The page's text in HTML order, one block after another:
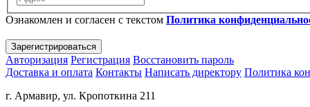
Ознакомлен и согласен с текстом Политика
Авторизация Регистрация Восстановить пароль
Доставка и оплата Контакты Написать директору Политика
г. Армавир, ул. Кропоткина 211